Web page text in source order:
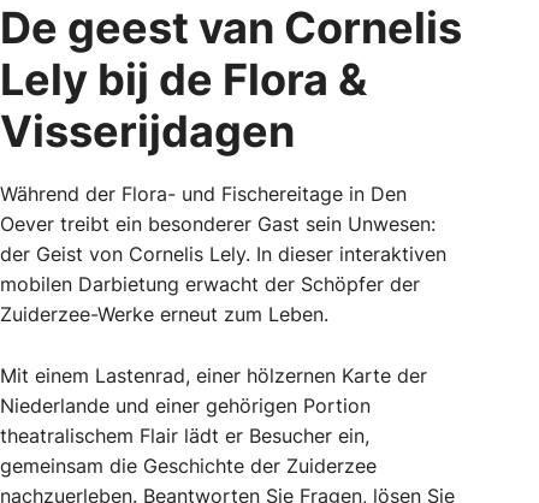
De geest van Cornelis
Lely bij de Flora &
Visserijdagen
Während der Flora- und Fischereitage in Den
Oever treibt ein besonderer Gast sein Unwesen:
der Geist von Cornelis Lely. In dieser interaktiven
mobilen Darbietung erwacht der Schöpfer der
Zuiderzee-Werke erneut zum Leben.
Mit einem Lastenrad, einer hölzernen Karte der
Niederlande und einer gehörigen Portion
theatralischem Flair lädt er Besucher ein,
gemeinsam die Geschichte der Zuiderzee
nachzuerleben. Beantworten Sie Fragen, lösen Sie